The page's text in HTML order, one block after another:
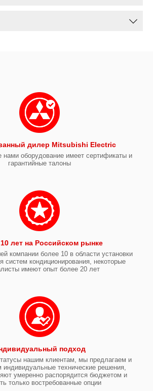
дилер Mitsubishi Electric
нами оборудование имеет сертификаты и
гарантийные талоны
лет на Российском рынке
компании более 10 в области установки
систем кондиционирования, некоторые
имеют опыт более 20 лет
подход
нашим клиентам, мы предлагаем и
индивидуальные технические решения,
умеренно распорядится бюджетом и
только востребованные опции